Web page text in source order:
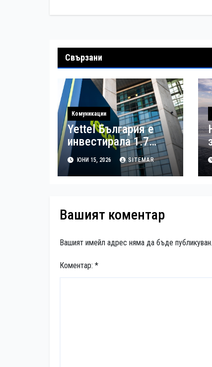
Свързани
Комуникации
Yettel България е
инвестирала 1.7
млрд. евро за 25
години
ЮНИ 15, 2026 SITEMAR
Вашият коментар
Вашият имейл адрес няма да бъде публикуван.
Коментар: *